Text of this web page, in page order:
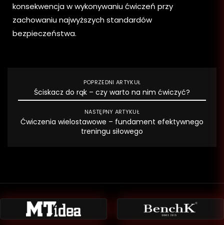
konsekwencja w wykonywaniu ćwiczeń przy
zachowaniu najwyższych standardów
bezpieczeństwa.
POPRZEDNI ARTYKUŁ
Ściskacz do rąk – czy warto na nim ćwiczyć?
NASTĘPNY ARTYKUŁ
Ćwiczenia wielostawowe – fundament efektywnego
treningu siłowego